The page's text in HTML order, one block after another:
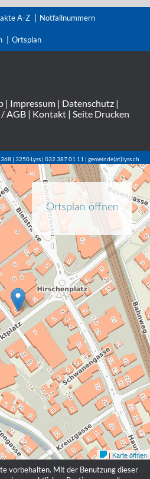
A-Z Notfallnummern
Ortsplan
| Impressum| Datenschutz|
AGB| Kontakt| Seite Drucken
| 3250 Lyss | 032 387 01 11 | gemeinde(at)lyss.ch
vorbehalten. Mit der Benutzung dieser